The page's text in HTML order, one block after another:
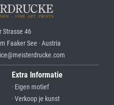
Strasse 46
Faaker See · Austria
Extra Informatie
· Eigen motief
· Verkoop je kunst